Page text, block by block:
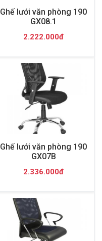
Ghế lưới văn phòng 190
GX08.1
2.222.000đ
Ghế lưới văn phòng 190
GX07B
2.336.000đ